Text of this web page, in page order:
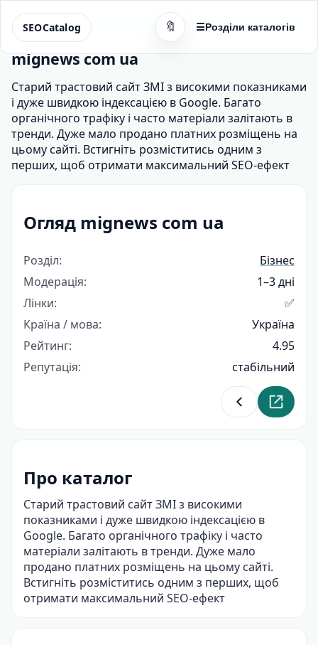
SEOCatalog 🔖 ☰Розділи каталогів
mignews com ua
Старий трастовий сайт ЗМІ з високими показниками
і дуже швидкою індексацією в Google. Багато
органічного трафіку і часто матеріали залітають в
тренди. Дуже мало продано платних розміщень на
цьому сайті. Встигніть розміститись одним з
перших, щоб отримати максимальний SEO-ефект
Огляд mignews com ua
Розділ:
Бізнес
Модерація:
1–3 дні
Лінки:
✅
Країна / мова:
Україна
Рейтинг:
4.95
Репутація:
стабільний
Повернутися
Про каталог
Старий трастовий сайт ЗМІ з високими
показниками і дуже швидкою індексацією в
Google. Багато органічного трафіку і часто
матеріали залітають в тренди. Дуже мало
продано платних розміщень на цьому сайті.
Встигніть розміститись одним з перших, щоб
отримати максимальний SEO-ефект